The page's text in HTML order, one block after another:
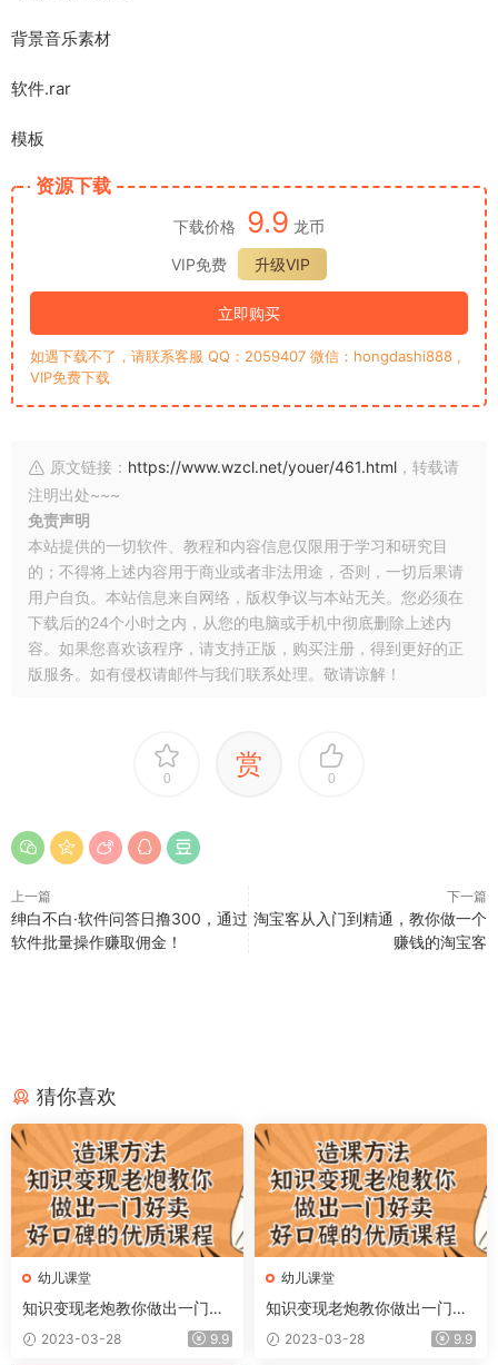
背景音乐素材
软件.rar
模板
资源下载
下载价格 9.9 龙币
VIP免费
升级VIP
立即购买
如遇下载不了，请联系客服 QQ：2059407 微信：hongdashi888 ,
VIP免费下载
原文链接： https://www.wzcl.net/youer/461.html ，转载请
注明出处~~~
免责声明
本站提供的一切软件、教程和内容信息仅限用于学习和研究目
的；不得将上述内容用于商业或者非法用途，否则，一切后果请
用户自负。本站信息来自网络，版权争议与本站无关。您必须在
下载后的24个小时之内，从您的电脑或手机中彻底删除上述内
容。如果您喜欢该程序，请支持正版，购买注册，得到更好的正
版服务。如有侵权请邮件与我们联系处理。敬请谅解！
0 赏 0
上一篇
绅白不白·软件问答日撸300，通过
软件批量操作赚取佣金！
下一篇
淘宝客从入门到精通，教你做一个
赚钱的淘宝客
猜你喜欢
幼儿课堂
知识变现老炮教你做出一门好
卖、好口碑的优质课程
2023-03-28 9.9
幼儿课堂
知识变现老炮教你做出一门好
卖、好口碑的优质课程
2023-03-28 9.9